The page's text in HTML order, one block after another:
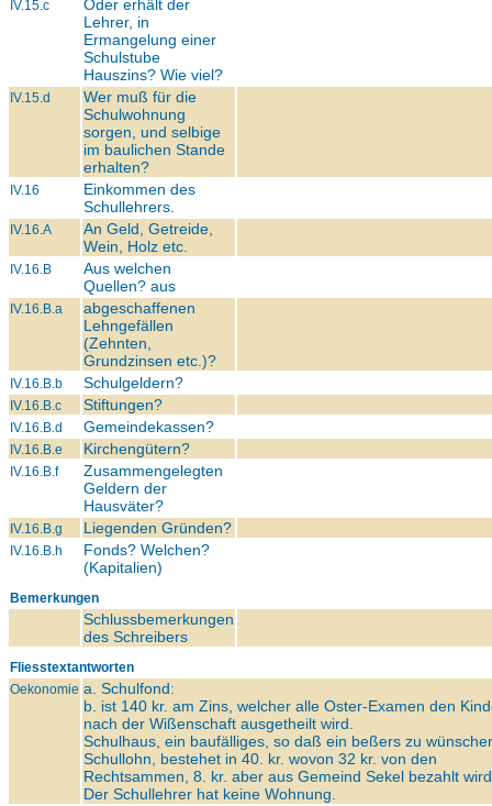
IV.15.c
Oder erhält der
Lehrer, in
Ermangelung einer
Schulstube
Hauszins? Wie viel?
IV.15.d
Wer muß für die
Schulwohnung
sorgen, und selbige
im baulichen Stande
erhalten?
IV.16
Einkommen des
Schullehrers.
IV.16.A
An Geld, Getreide,
Wein, Holz etc.
IV.16.B
Aus welchen
Quellen? aus
IV.16.B.a
abgeschaffenen
Lehngefällen
(Zehnten,
Grundzinsen etc.)?
IV.16.B.b Schulgeldern?
IV.16.B.c Stiftungen?
IV.16.B.d Gemeindekassen?
IV.16.B.e Kirchengütern?
IV.16.B.f
Zusammengelegten
Geldern der
Hausväter?
IV.16.B.g Liegenden Gründen?
IV.16.B.h
Fonds? Welchen?
(Kapitalien)
Bemerkungen
Schlussbemerkungen
des Schreibers
Fliesstextantworten
Oekonomie a. Schulfond:
b. ist 140 kr. am Zins, welcher alle Oster-Examen den
nach der Wißenschaft ausgetheilt wird.
Schulhaus, ein baufälliges, so daß ein beßers zu
Schullohn, bestehet in 40. kr. wovon 32 kr. von den
Rechtsammen, 8. kr. aber aus Gemeind Sekel bezahlt
Der Schullehrer hat keine Wohnung.